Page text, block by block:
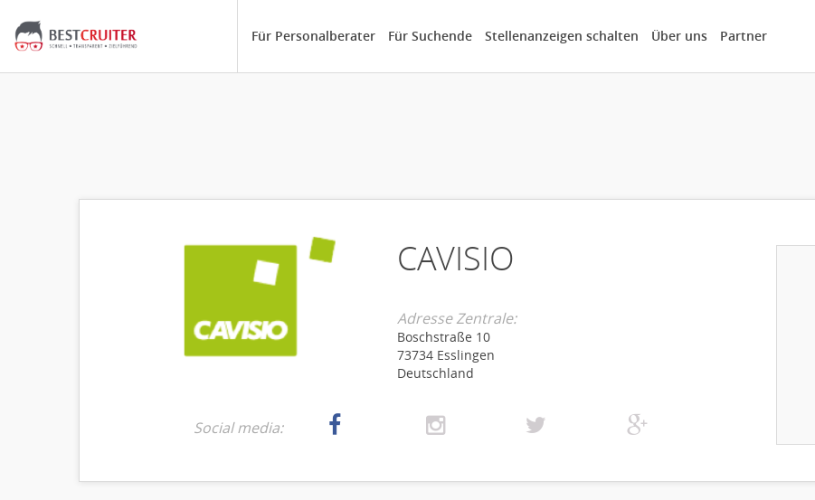
Für Personalberater Für Suchende Stellenanzeigen schalten Über uns Partner
CAVISIO
Adresse Zentrale:
Boschstraße 10
73734 Esslingen
Deutschland
Social media: